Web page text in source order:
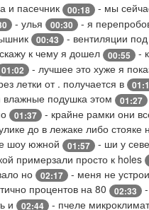
и пасечник 00:18 - мы
- улья 00:30 - я
00:43 - вентиляции
к чему я дошел 00:55 -
01:02 - лучшее это хуже я
летки от . получается в
подушка этом 01:27
01:37 - крайне рамки они
до в лежаке либо стояке
шоу южной 01:57 - ши у
примерзали просто к holes
но 02:17 - меня не
процентов на 80 02:33
и 02:44 - пчеле